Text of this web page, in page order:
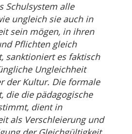
Schulsystem alle
ungleich sie auch in
sein mögen, in ihren
Pflichten gleich
sanktioniert es faktisch
Ungleichheit
der Kultur. Die formale
die die pädagogische
dient in
als Verschleierung und